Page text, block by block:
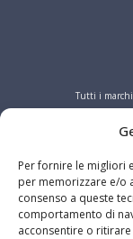
Per fornire le migliori
per memorizzare e/o
consenso a queste
comportamento di
acconsentire o
Tutti i